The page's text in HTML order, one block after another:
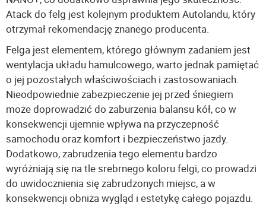
Atack do felg jest kolejnym produktem Autolandu, który
otrzymał rekomendację znanego producenta.
Felga jest elementem, którego głównym zadaniem jest
wentylacja układu hamulcowego, warto jednak pamiętać
o jej pozostałych właściwościach i zastosowaniach.
Nieodpowiednie zabezpieczenie jej przed śniegiem
może doprowadzić do zaburzenia balansu kół, co w
konsekwencji ujemnie wpływa na przyczepność
samochodu oraz komfort i bezpieczeństwo jazdy.
Dodatkowo, zabrudzenia tego elementu bardzo
wyróżniają się na tle srebrnego koloru felgi, co prowadzi
do uwidocznienia się zabrudzonych miejsc, a w
konsekwencji obniża wygląd i estetykę całego pojazdu.